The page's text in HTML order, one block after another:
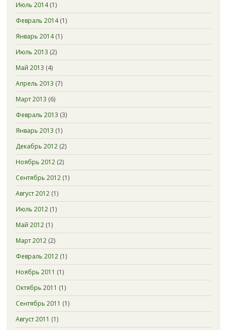
Июль 2014(1)
Февраль 2014(1)
Январь 2014(1)
Июль 2013 (2)
Май 2013 (4)
Апрель 2013 (7)
Март 2013 (6)
Февраль 2013 (3)
Январь 2013 (1)
Декабрь 2012(2)
Ноябрь 2012(2)
Сентябрь 2012(1)
Август 2012(1)
Июль 2012(1)
Май 2012(1)
Март 2012(2)
Февраль 2012(1)
Ноябрь 2011 (1)
Октябрь 2011 (1)
Сентябрь 2011 (1)
Август 2011 (1)